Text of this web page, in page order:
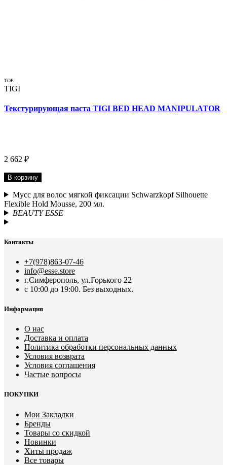
TOP
TIGI
Текстурирующая паста TIGI BED HEAD MANIPULATOR
2 662 ₽
В корзину
Мусс для волос мягкой фиксации Schwarzkopf Silhouette
Flexible Hold Mousse, 200 мл.
BEAUTY ESSE
Контакты
+7(978)863-07-46
info@esse.store
г.Симферополь, ул.Горького 22
с 10:00 до 19:00. Без выходных.
Информация
О нас
Доставка и оплата
Политика обработки персональных данных
Условия возврата
Условия соглашения
Частые вопросы
ПОКУПКИ
Мои Закладки
Бренды
Товары со скидкой
Новинки
Хиты продаж
Все товары